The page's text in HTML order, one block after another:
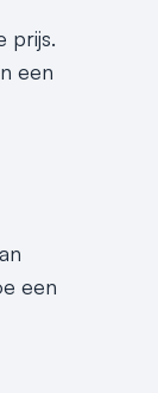
prijs.
een
een